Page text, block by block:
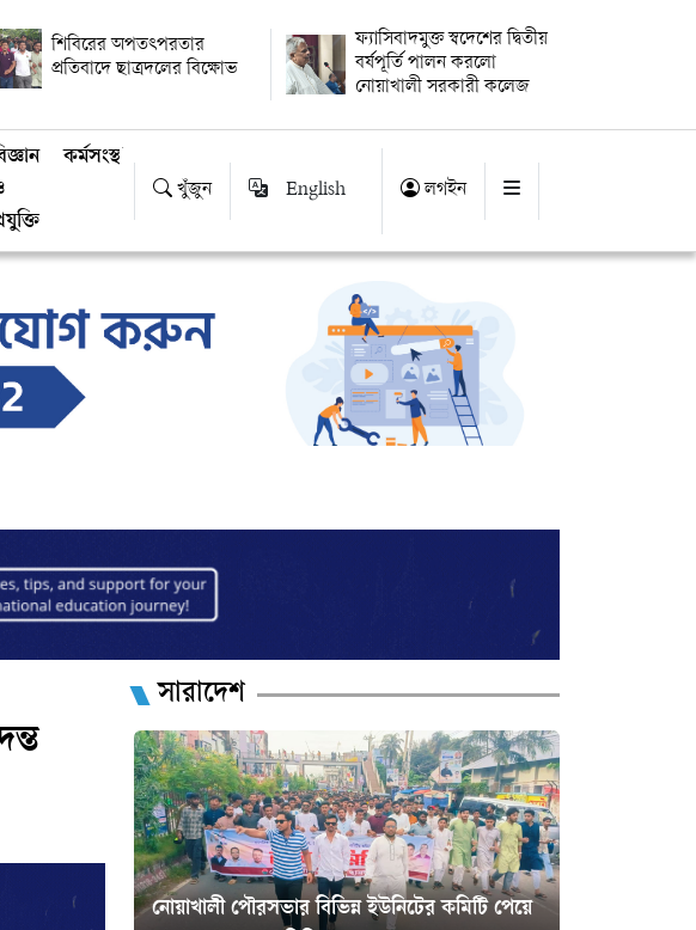
শিবিরের অপতৎপরতার
প্রতিবাদে ছাত্রদলের বিক্ষোভ
ফ্যাসিবাদমুক্ত স্বদেশের দ্বিতীয়
বর্ষপূর্তি পালন করলো
নোয়াখালী সরকারী কলেজ
কর্মসংস্থান
খুঁজুন English লগইন
সারাদেশ
নোয়াখালী পৌরসভার বিভিন্ন ইউনিটের কমিটি পেয়ে